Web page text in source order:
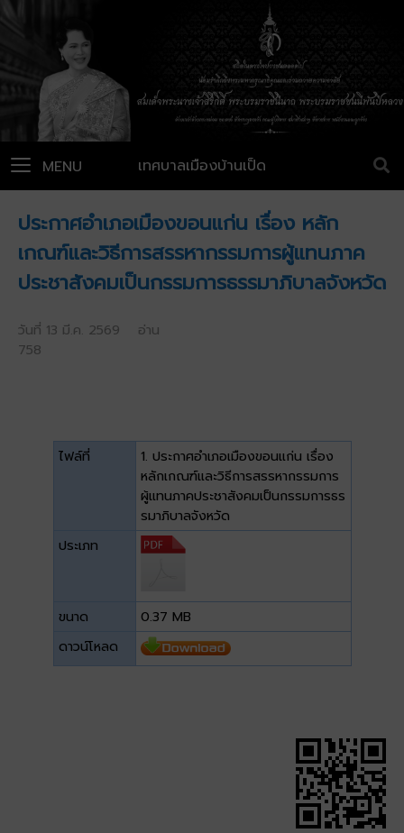
เทศบาลเมืองบ้านเป็ด
MENU
ประกาศอำเภอเมืองขอนแก่น เรื่อง หลัก
เกณฑ์และวิธีการสรรหากรรมการผู้แทนภาค
ประชาสังคมเป็นกรรมการธรรมาภิบาลจังหวัด
วันที่ 13 มี.ค. 2569 อ่าน
758
ไฟล์ที่
1. ประกาศอำเภอเมืองขอนแก่น เรื่อง
หลักเกณฑ์และวิธีการสรรหากรรมการ
ผู้แทนภาคประชาสังคมเป็นกรรมการธร
รมาภิบาลจังหวัด
ประเภท
ขนาด
0.37 MB
ดาวน์โหลด